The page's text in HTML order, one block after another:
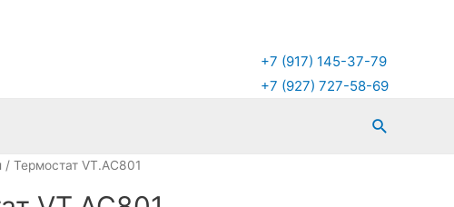
+7 (917) 145-37-79
+7 (927) 727-58-69
Поиск
/ Термостат VT.AC801